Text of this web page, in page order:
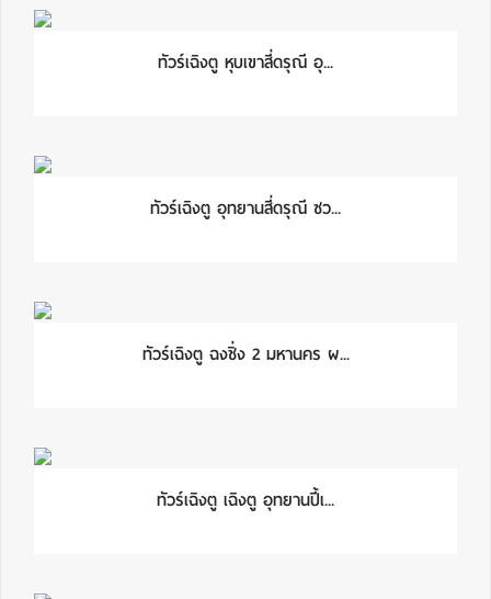
ทัวร์เฉิงตู หุบเขาสี่ดรุณี อุ...
ทัวร์เฉิงตู อุทยานสี่ดรุณี ซว...
ทัวร์เฉิงตู ฉงชิ่ง 2 มหานคร ผ...
ทัวร์เฉิงตู เฉิงตู อุทยานปี้เ...